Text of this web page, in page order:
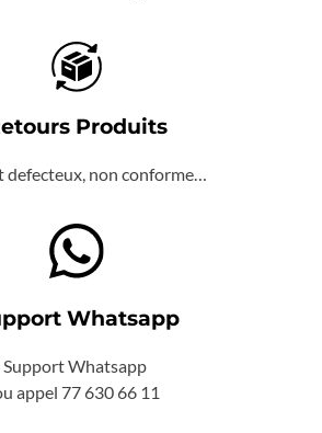
Produits
defecteux, non conforme…
Whatsapp
Support Whatsapp
appel 77 630 66 11